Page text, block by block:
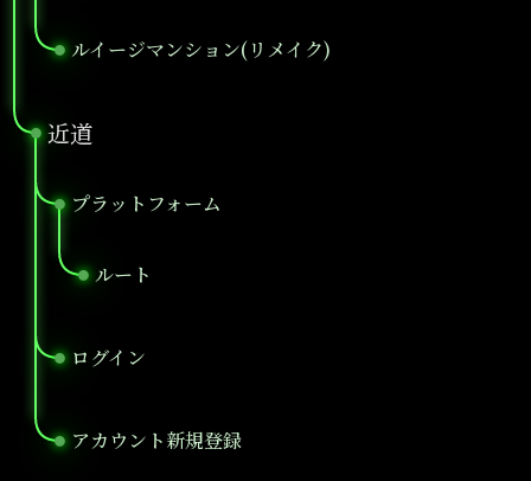
ルイージマンション(リメイク)
●
近道
●
プラットフォーム
●
ルート
●
ログイン
●
アカウント新規登録
●